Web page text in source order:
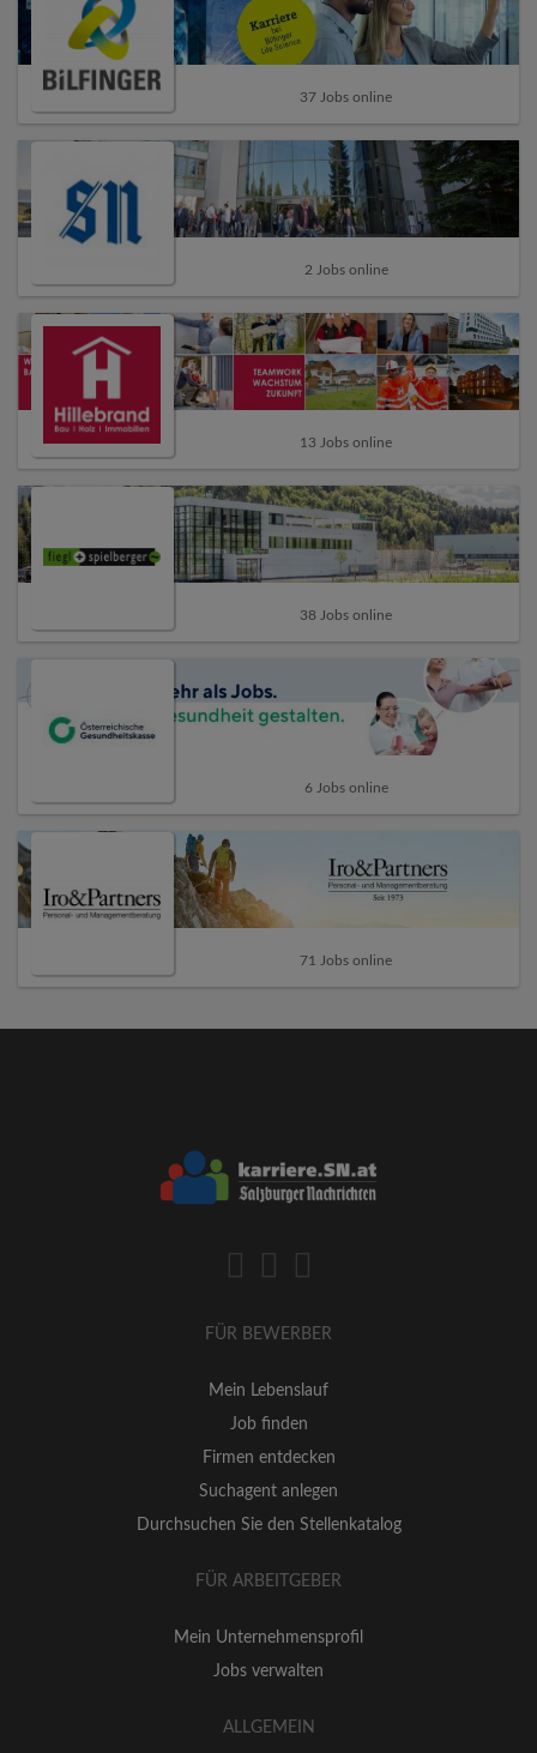
37 Jobs online
2 Jobs online
13 Jobs online
38 Jobs online
6 Jobs online
71 Jobs online
FÜR BEWERBER
Mein Lebenslauf
Job finden
Firmen entdecken
Suchagent anlegen
Durchsuchen Sie den Stellenkatalog
FÜR ARBEITGEBER
Mein Unternehmensprofil
Jobs verwalten
ALLGEMEIN